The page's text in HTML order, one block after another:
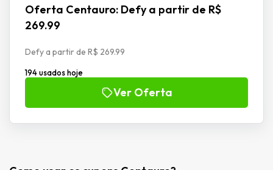
Oferta Centauro: Defy a partir de R$
269.99
Defy a partir de R$ 269.99
194 usados hoje
Ver Oferta